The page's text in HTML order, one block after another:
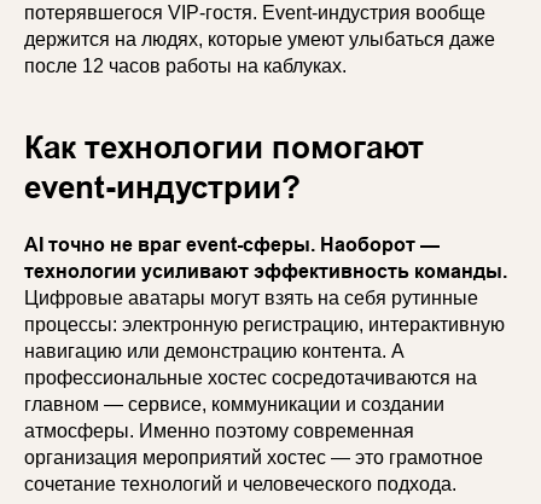
потерявшегося VIP-гостя. Event-индустрия вообще
держится на людях, которые умеют улыбаться даже
после 12 часов работы на каблуках.
Как технологии помогают
event-индустрии?
AI точно не враг event-сферы. Наоборот —
технологии усиливают эффективность команды.
Цифровые аватары могут взять на себя рутинные
процессы: электронную регистрацию, интерактивную
навигацию или демонстрацию контента. А
профессиональные хостес сосредотачиваются на
главном — сервисе, коммуникации и создании
атмосферы. Именно поэтому современная
организация мероприятий хостес — это грамотное
сочетание технологий и человеческого подхода.